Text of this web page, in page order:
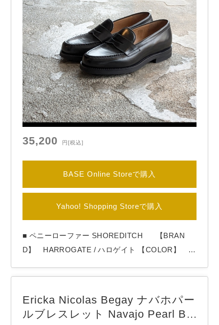
35,200 円 [税込]
BASE Online Storeで購入
Yahoo! Shopping Storeで購入
■ ペニーローファー SHOREDITCH 【BRAN
D】 HARROGATE / ハロゲイト 【COLOR】 Bl
ーファー「SHOREDITCH」 サドル部分にダイヤモ
名コインローファーともいわれています。 made in
In…
Ericka Nicolas Begay ナバホパー
ルブレスレット Navajo Pearl Bra